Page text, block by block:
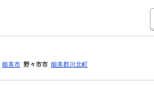
能美市 野々市市 能美郡川北町